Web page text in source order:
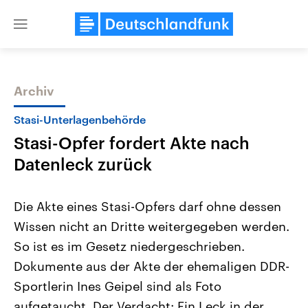
Close
Themen
Landtagswahl Sachsen-Anhalt
2026
Alle Informationen
Sachsen-Anhalt wählt am 6.
September 2026 einen neuen
Landtag. Seit 2021 wird das
Bundesland von einer Koalition aus
USA
Aktuelle Beiträge,
Hintergründe
Wirtschaftlich und
gehören die Vereinigten
den mächtigsten Ländern
mit großem Einfluss auf
Archiv
Stasi-Unterlagenbehörde
Stasi-Opfer fordert Akte nach
Datenleck zurück
Die Akte eines Stasi-Opfers darf ohne dessen
Wissen nicht an Dritte weitergegeben werden.
So ist es im Gesetz niedergeschrieben.
Dokumente aus der Akte der ehemaligen DDR-
Sportlerin Ines Geipel sind als Foto